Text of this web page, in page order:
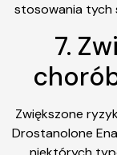
stosowania tych
7.
Zwiększone
Drostanolone